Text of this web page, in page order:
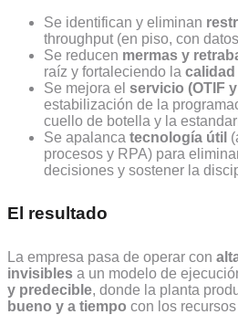
Se identifican y eliminan
throughput (en piso, con
Se reducen mermas y
raíz y fortaleciendo la calidad
Se mejora el servicio (OTIF
estabilización de la
cuello de botella y la
Se apalanca tecnología útil
procesos y RPA) para
decisiones y sostener la
El resultado
La empresa pasa de operar con
invisibles a un modelo de
y predecible, donde la planta
bueno y a tiempo con los